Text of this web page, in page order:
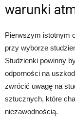
warunki
Pierwszym istotnym
przy wyborze
Studzienki powinny
odporności na
zwrócić uwagę na
sztucznych, które
niezawodnością.